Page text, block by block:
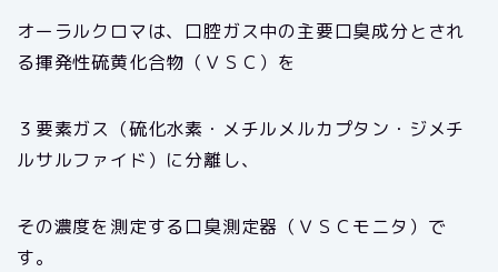
オーラルクロマは、口腔ガス中の主要口臭成分とされ
る揮発性硫黄化合物（ＶＳＣ）を
３要素ガス（硫化水素・メチルメルカプタン・ジメチ
ルサルファイド）に分離し、
その濃度を測定する口臭測定器（ＶＳＣモニタ）で
す。